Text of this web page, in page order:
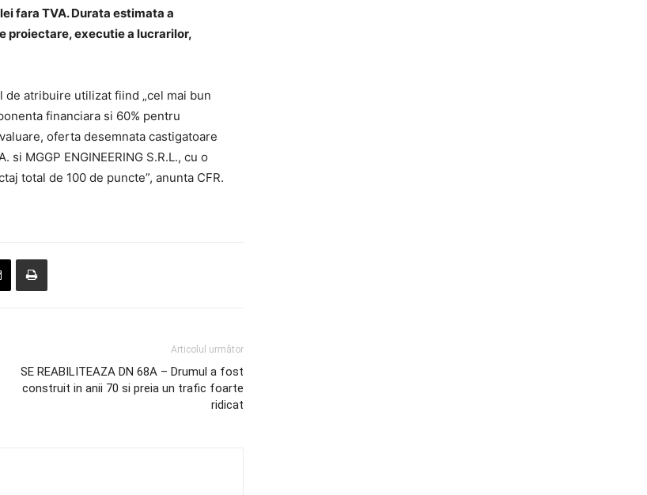
fara TVA. Durata estimata a
proiectare, executie a lucrarilor,
atribuire utilizat fiind „cel mai bun
financiara si 60% pentru
oferta desemnata castigatoare
MGGP ENGINEERING S.R.L., cu o
total de 100 de puncte”, anunta CFR.
Articolul următor
SE REABILITEAZA DN 68A – Drumul a fost
construit in anii 70 si preia un trafic foarte
ridicat